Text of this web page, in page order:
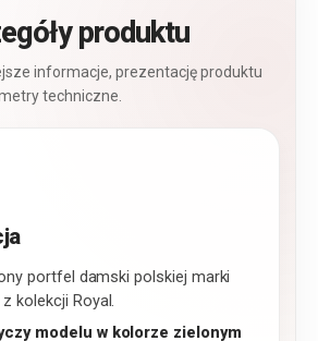
produktu
informacje, prezentację produktu
techniczne.
portfel damski polskiej marki
z kolekcji Royal.
modelu w kolorze zielonym